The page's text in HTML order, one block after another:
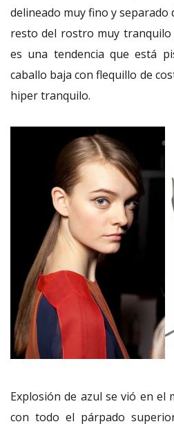
delineado muy fino y separado
resto del rostro muy tranquilo
es una tendencia que está
caballo baja con flequillo de
hiper tranquilo.
Explosión de azul se vió en el
con todo el párpado